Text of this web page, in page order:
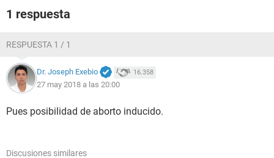
1 respuesta
RESPUESTA 1 / 1
Dr. Joseph Exebio 16.358
27 may 2018 a las 20:00
Pues posibilidad de aborto inducido.
Discusiones similares